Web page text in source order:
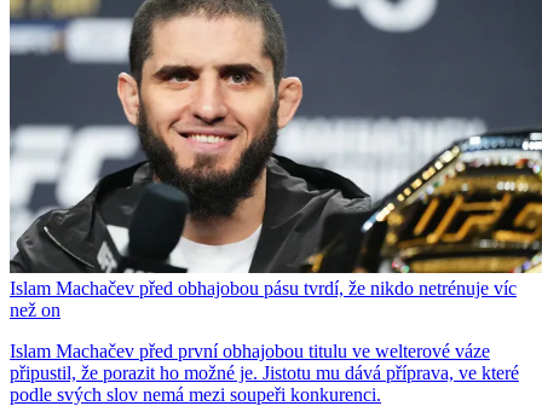
Islam Machačev před obhajobou pásu tvrdí, že nikdo netrénuje víc
než on
Islam Machačev před první obhajobou titulu ve welterové váze
připustil, že porazit ho možné je. Jistotu mu dává příprava, ve které
podle svých slov nemá mezi soupeři konkurenci.